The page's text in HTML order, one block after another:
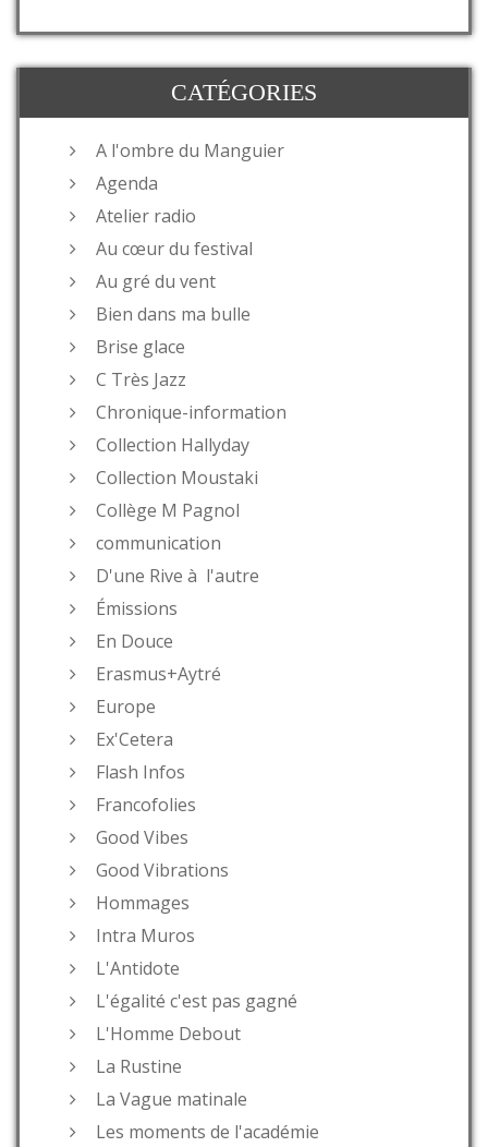
CATÉGORIES
A l'ombre du Manguier
Agenda
Atelier radio
Au cœur du festival
Au gré du vent
Bien dans ma bulle
Brise glace
C Très Jazz
Chronique-information
Collection Hallyday
Collection Moustaki
Collège M Pagnol
communication
D'une Rive à l'autre
Émissions
En Douce
Erasmus+Aytré
Europe
Ex'Cetera
Flash Infos
Francofolies
Good Vibes
Good Vibrations
Hommages
Intra Muros
L'Antidote
L'égalité c'est pas gagné
L'Homme Debout
La Rustine
La Vague matinale
Les moments de l'académie